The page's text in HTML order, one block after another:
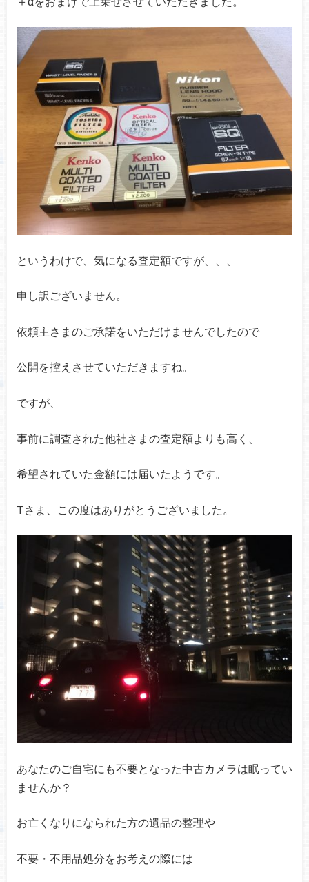
というわけで、 気になる査定額ですが、、、
申し訳ございません。
依頼主さまのご承諾をいただけませんでしたので
公開を控えさせていただきますね。
ですが、
事前に調査された他社さまの査定額よりも高く、
希望されていた金額には届いたようです。
Tさま、この度はありがとうございました。
あなたのご自宅にも不要となった中古カメラは眠ってい
ませんか？
お亡くなりになられた方の遺品の整理や
不要・不用品処分をお考えの際には